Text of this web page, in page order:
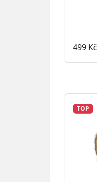
499 Kč
TOP